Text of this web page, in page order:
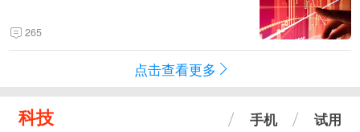
265
点击查看更多
科技 手机 试用